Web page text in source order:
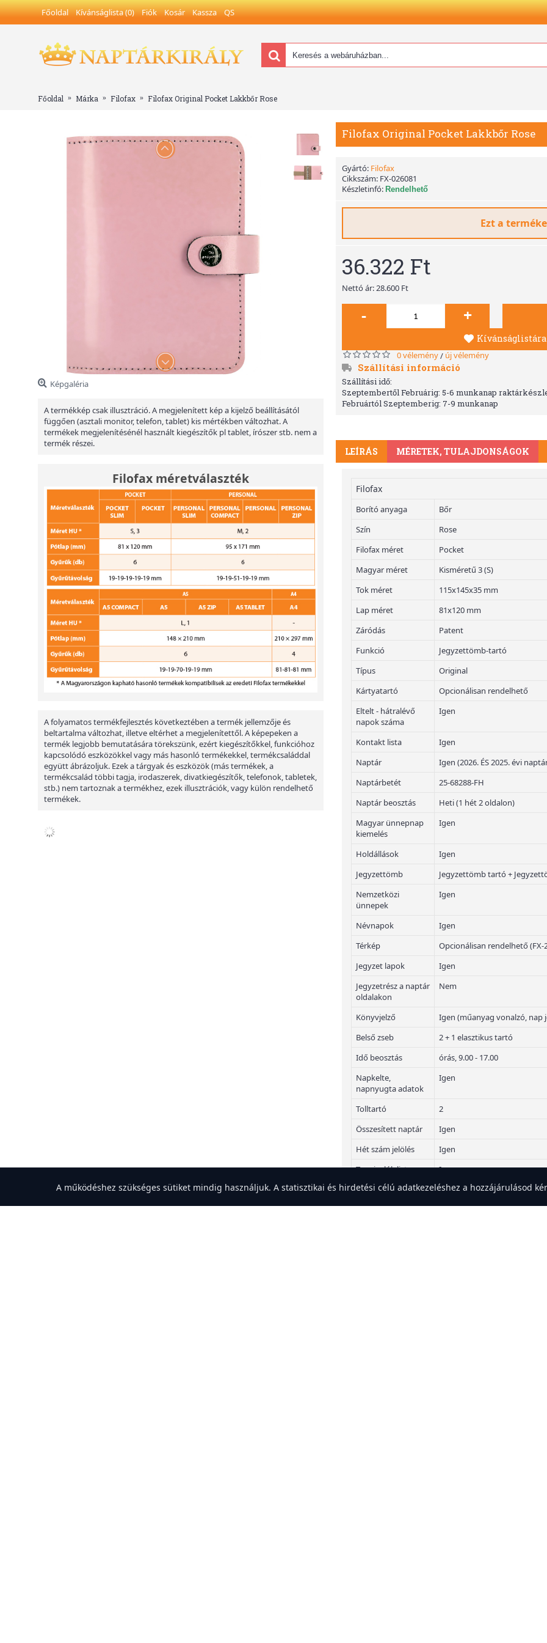
Főoldal Kívánságlista (0) Fiók Kosár Kassza QS
Főoldal Márka Filofax Filofax Original Pocket Lakkbőr Rose
Képgaléria
A termékkép csak illusztráció. A megjelenített kép a kijelző beállításától
függően (asztali monitor, telefon, tablet) kis mértékben változhat. A
termékek megjelenítésénél használt kiegészítők pl tablet, írószer stb. nem a
termék részei.
Filofax méretválaszték
A folyamatos termékfejlesztés következtében a termék jellemzője és
beltartalma változhat, illetve eltérhet a megjelenítettől. A képepeken a
termék legjobb bemutatására törekszünk, ezért kiegészítőkkel, funkcióhoz
kapcsolódó eszközökkel vagy más hasonló termékekkel, termékcsaláddal
együtt ábrázoljuk. Ezek a tárgyak és eszközök (más termékek, a
termékcsalád többi tagja, irodaszerek, divatkiegészítők, telefonok, tabletek,
stb.) nem tartoznak a termékhez, ezek illusztrációk, vagy külön rendelhető
termékek.
Filofax Original Pocket Lakkbőr Rose
Gyártó: Filofax
Cikkszám: FX-026081
Készletinfó: Rendelhető
Ezt a
36.322 Ft
Nettó ár: 28.600 Ft
- +
Kívánságlistára
0 vélemény/ új vélemény
Szállítási információ
Szállítási idő:
Szeptembertől Februárig: 5-6 munkanap
Februártól Szeptemberig: 7-9 munkanap
LEÍRÁS MÉRETEK, TULAJDONSÁGOK
Filofax
Borító anyaga
Bőr
Szín
Rose
Filofax méret
Pocket
Magyar méret
Kisméretű 3 (S)
Tok méret
115x145x35 mm
Lap méret
81x120 mm
Záródás
Patent
Funkció
Jegyzettömb-tartó
Típus
Original
Kártyatartó
Opcionálisan rendelhető
Eltelt - hátralévő
napok száma
Igen
Kontakt lista
Igen
Naptár
Igen (2026. ÉS 2025. évi
Naptárbetét
25-68288-FH
Naptár beosztás
Heti (1 hét 2 oldalon)
Magyar ünnepnap
kiemelés
Igen
Holdállások
Igen
Jegyzettömb
Jegyzettömb tartó +
Nemzetközi
ünnepek
Igen
Névnapok
Igen
Térkép
Opcionálisan rendelhető (FX-
Jegyzet lapok
Igen
Jegyzetrész a naptár
oldalakon
Nem
Könyvjelző
Igen (műanyag vonalzó, nap
Belső zseb
2 + 1 elasztikus tartó
Idő beosztás
órás, 9.00 - 17.00
Napkelte,
napnyugta adatok
Igen
Tolltartó
2
Összesített naptár
Igen
Hét szám jelölés
Igen
Tennivalók lista
Igen
Elválasztó lapok
Igen
A működéshez szükséges sütiket mindig használjuk. A statisztikai és hirdetési célú adatkezeléshez a hozzájárulásod
A weboldal sütiket használ a felhasználói élmény javítása érdekében.
Elfogadom Elutasítom